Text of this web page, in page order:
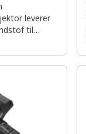
leverer
til